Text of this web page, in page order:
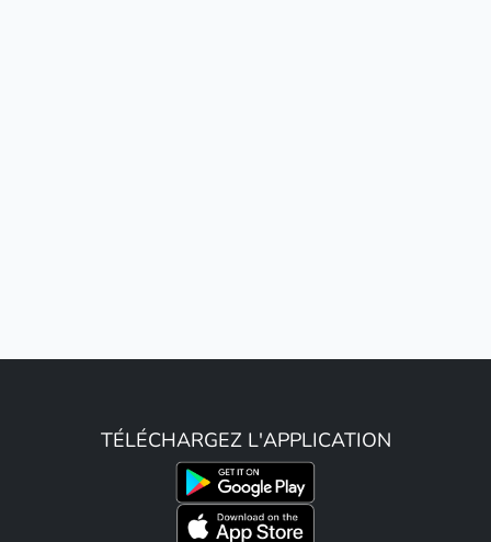
TÉLÉCHARGEZ L'APPLICATION